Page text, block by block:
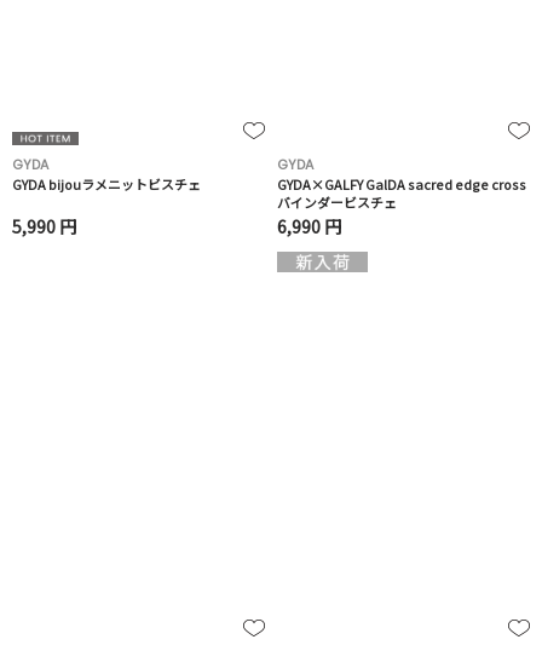
GYDA
GYDA bijouラメニットビスチェ
5,990 円
GYDA
GYDA×GALFY GalDA sacred edge cross
バインダービスチェ
6,990 円